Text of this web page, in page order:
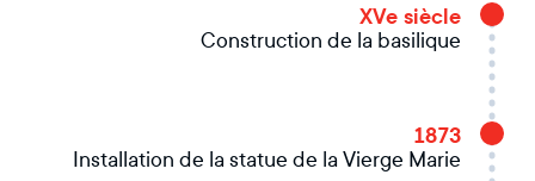
XVe siècle
Construction de la basilique
1873
Installation de la statue de la Vierge Marie